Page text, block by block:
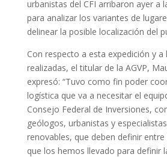
urbanistas del CFI arribaron ayer a
para analizar los variantes de
delinear la posible localización del
Con respecto a esta expedición y a
realizadas, el titular de la AGVP,
expresó: “Tuvo como fin poder
logística que va a necesitar el
Consejo Federal de Inversiones,
geólogos, urbanistas y
renovables, que deben definir
que los hemos llevado para definir